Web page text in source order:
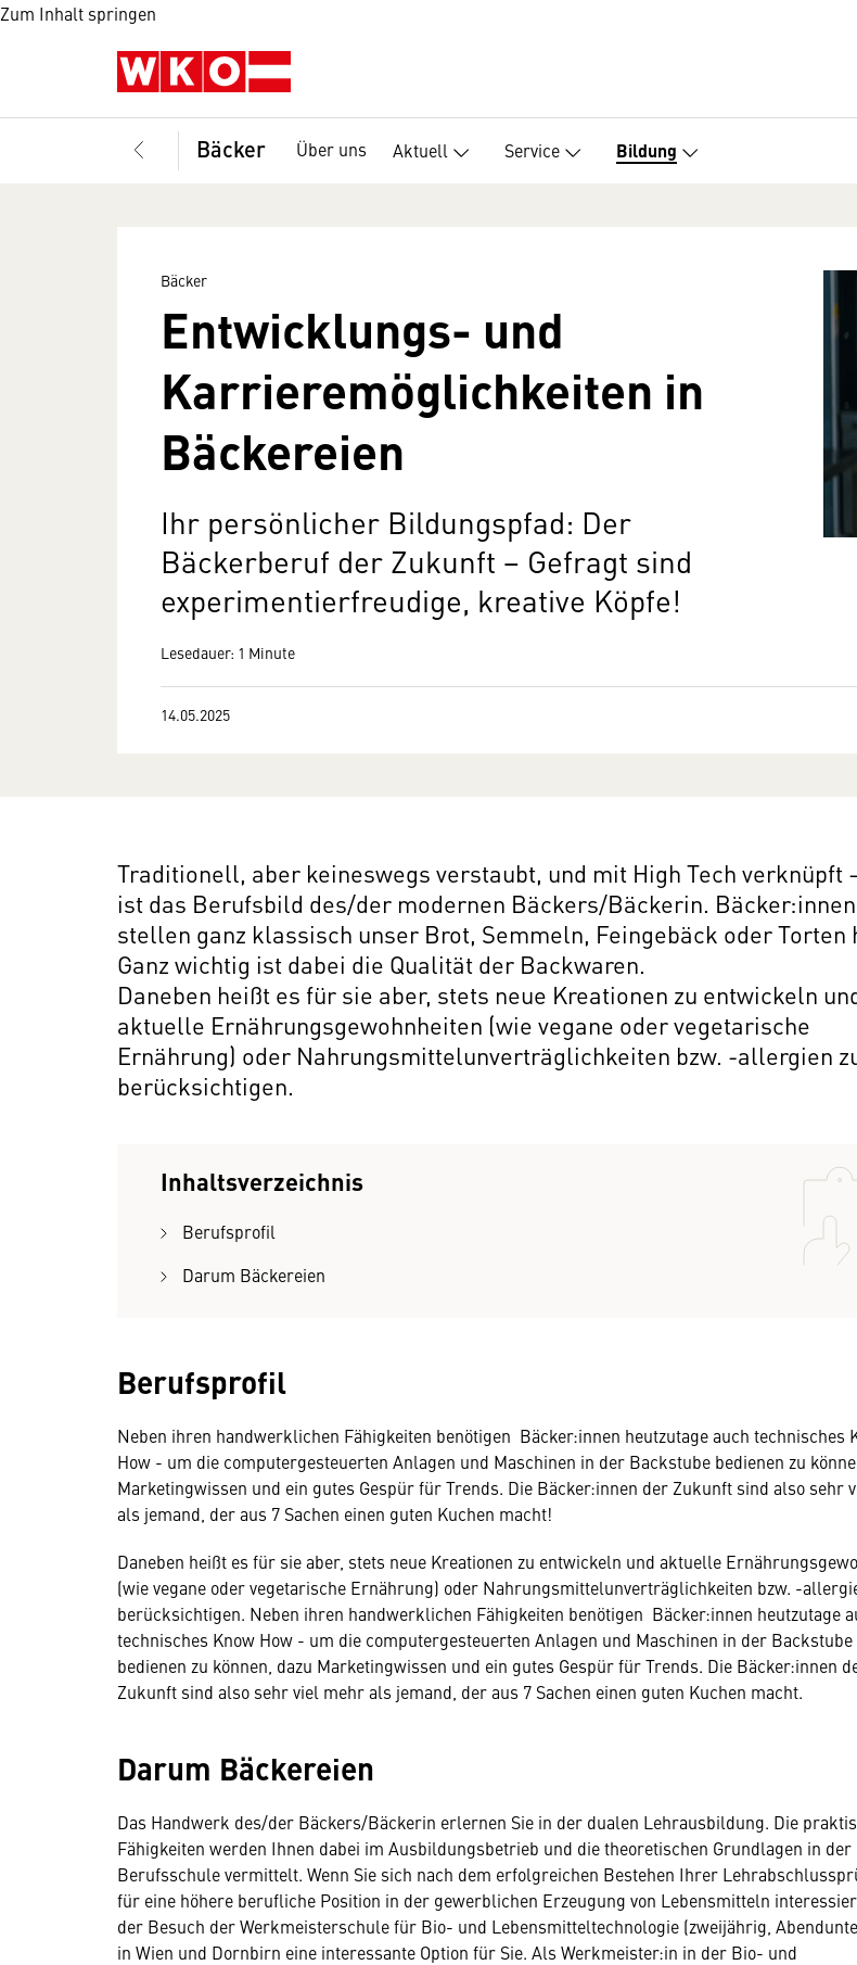
Zum Inhalt springen
Bäcker Über uns Aktuell Service Bildung
Bäcker
Entwicklungs- und
Karrieremöglichkeiten in
Bäckereien
Ihr persönlicher Bildungspfad: Der
Bäckerberuf der Zukunft − Gefragt sind
experimentierfreudige, kreative Köpfe!
Lesedauer: 1 Minute
14.05.2025
Traditionell, aber keineswegs verstaubt, und mit High Tech verknüpft
ist das Berufsbild des/der modernen Bäckers/Bäckerin. Bäcker:innen
stellen ganz klassisch unser Brot, Semmeln, Feingebäck oder Torten
Ganz wichtig ist dabei die Qualität der Backwaren.
Daneben heißt es für sie aber, stets neue Kreationen zu entwickeln
aktuelle Ernährungsgewohnheiten (wie vegane oder vegetarische
Ernährung) oder Nahrungsmittelunverträglichkeiten bzw. -allergien
berücksichtigen.
Inhaltsverzeichnis
Berufsprofil
Darum Bäckereien
Berufsprofil
Neben ihren handwerklichen Fähigkeiten benötigen Bäcker:innen heutzutage auch technisches
How - um die computergesteuerten Anlagen und Maschinen in der Backstube bedienen zu
Marketingwissen und ein gutes Gespür für Trends. Die Bäcker:innen der Zukunft sind also sehr
als jemand, der aus 7 Sachen einen guten Kuchen macht!
Daneben heißt es für sie aber, stets neue Kreationen zu entwickeln und aktuelle
(wie vegane oder vegetarische Ernährung) oder Nahrungsmittelunverträglichkeiten bzw. -
berücksichtigen. Neben ihren handwerklichen Fähigkeiten benötigen Bäcker:innen heutzutage
technisches Know How - um die computergesteuerten Anlagen und Maschinen in der Backstube
bedienen zu können, dazu Marketingwissen und ein gutes Gespür für Trends. Die Bäcker:innen
Zukunft sind also sehr viel mehr als jemand, der aus 7 Sachen einen guten Kuchen macht.
Darum Bäckereien
Das Handwerk des/der Bäckers/Bäckerin erlernen Sie in der dualen Lehrausbildung. Die
Fähigkeiten werden Ihnen dabei im Ausbildungsbetrieb und die theoretischen Grundlagen in der
Berufsschule vermittelt. Wenn Sie sich nach dem erfolgreichen Bestehen Ihrer
für eine höhere berufliche Position in der gewerblichen Erzeugung von Lebensmitteln
der Besuch der Werkmeisterschule für Bio- und Lebensmitteltechnologie (zweijährig,
in Wien und Dornbirn eine interessante Option für Sie. Als Werkmeister:in in der Bio- und